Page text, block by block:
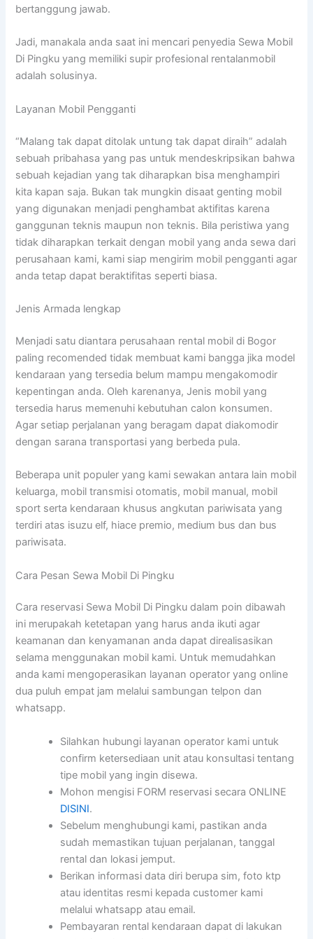
bertanggung jawab.
Jadi, manakala anda saat ini mencari penyedia Sewa Mobil
Di Pingku yang memiliki supir profesional rentalanmobil
adalah solusinya.
Layanan Mobil Pengganti
“Malang tak dapat ditolak untung tak dapat diraih” adalah
sebuah pribahasa yang pas untuk mendeskripsikan bahwa
sebuah kejadian yang tak diharapkan bisa menghampiri
kita kapan saja. Bukan tak mungkin disaat genting mobil
yang digunakan menjadi penghambat aktifitas karena
ganggunan teknis maupun non teknis. Bila peristiwa yang
tidak diharapkan terkait dengan mobil yang anda sewa dari
perusahaan kami, kami siap mengirim mobil pengganti agar
anda tetap dapat beraktifitas seperti biasa.
Jenis Armada lengkap
Menjadi satu diantara perusahaan rental mobil di Bogor
paling recomended tidak membuat kami bangga jika model
kendaraan yang tersedia belum mampu mengakomodir
kepentingan anda. Oleh karenanya, Jenis mobil yang
tersedia harus memenuhi kebutuhan calon konsumen.
Agar setiap perjalanan yang beragam dapat diakomodir
dengan sarana transportasi yang berbeda pula.
Beberapa unit populer yang kami sewakan antara lain mobil
keluarga, mobil transmisi otomatis, mobil manual, mobil
sport serta kendaraan khusus angkutan pariwisata yang
terdiri atas isuzu elf, hiace premio, medium bus dan bus
pariwisata.
Cara Pesan Sewa Mobil Di Pingku
Cara reservasi Sewa Mobil Di Pingku dalam poin dibawah
ini merupakah ketetapan yang harus anda ikuti agar
keamanan dan kenyamanan anda dapat direalisasikan
selama menggunakan mobil kami. Untuk memudahkan
anda kami mengoperasikan layanan operator yang online
dua puluh empat jam melalui sambungan telpon dan
whatsapp.
Silahkan hubungi layanan operator kami untuk
confirm ketersediaan unit atau konsultasi tentang
tipe mobil yang ingin disewa.
Mohon mengisi FORM reservasi secara ONLINE
DISINI.
Sebelum menghubungi kami, pastikan anda
sudah memastikan tujuan perjalanan, tanggal
rental dan lokasi jemput.
Berikan informasi data diri berupa sim, foto ktp
atau identitas resmi kepada customer kami
melalui whatsapp atau email.
Pembayaran rental kendaraan dapat di lakukan